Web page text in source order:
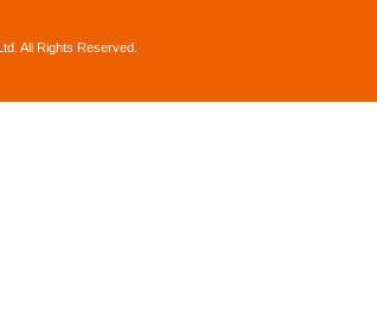
All Rights Reserved.